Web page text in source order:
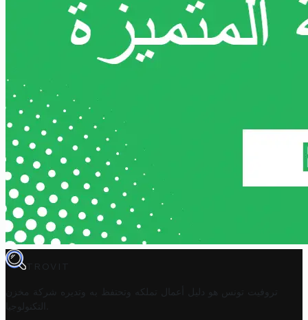
TROVIT
تروفيت تونس هو دليل أعمال تملكه وتحتفظ به وتديره
شركة مخزن
التكنولوجيا